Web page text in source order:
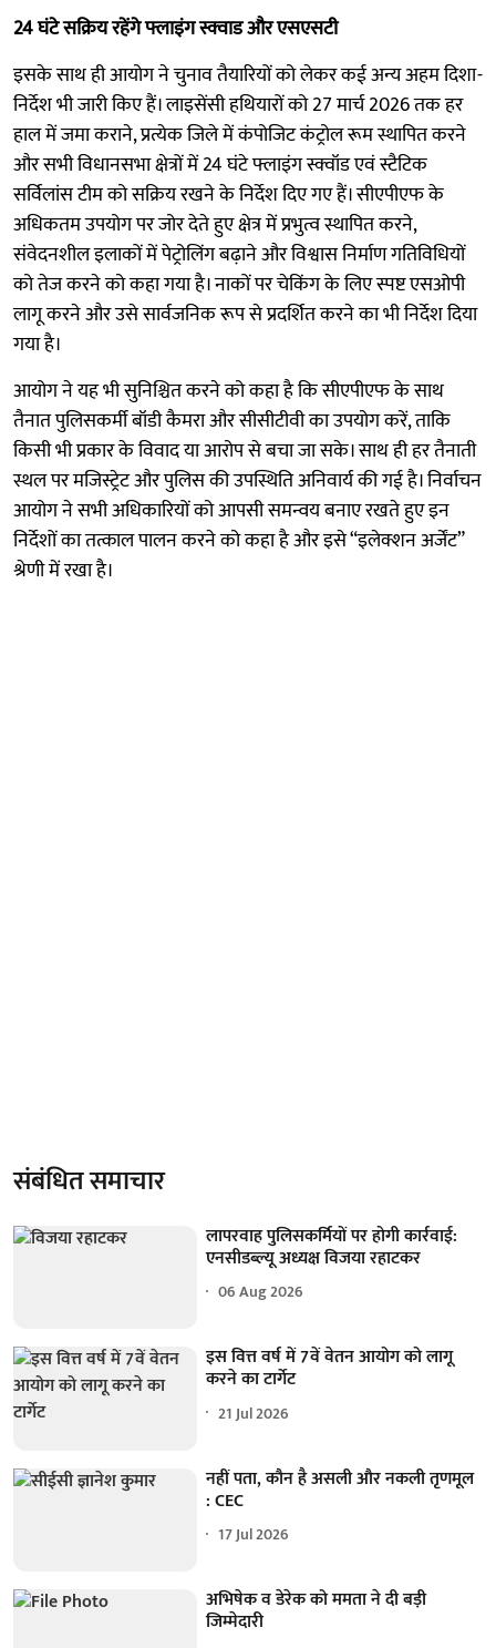
24 घंटे सक्रिय रहेंगे फ्लाइंग स्क्वाड और एसएसटी
इसके साथ ही आयोग ने चुनाव तैयारियों को लेकर कई अन्य अहम दिशा-
निर्देश भी जारी किए हैं। लाइसेंसी हथियारों को 27 मार्च 2026 तक हर
हाल में जमा कराने, प्रत्येक जिले में कंपोजिट कंट्रोल रूम स्थापित करने
और सभी विधानसभा क्षेत्रों में 24 घंटे फ्लाइंग स्क्वॉड एवं स्टैटिक
सर्विलांस टीम को सक्रिय रखने के निर्देश दिए गए हैं। सीएपीएफ के
अधिकतम उपयोग पर जोर देते हुए क्षेत्र में प्रभुत्व स्थापित करने,
संवेदनशील इलाकों में पेट्रोलिंग बढ़ाने और विश्वास निर्माण गतिविधियों
को तेज करने को कहा गया है। नाकों पर चेकिंग के लिए स्पष्ट एसओपी
लागू करने और उसे सार्वजनिक रूप से प्रदर्शित करने का भी निर्देश दिया
गया है।
आयोग ने यह भी सुनिश्चित करने को कहा है कि सीएपीएफ के साथ
तैनात पुलिसकर्मी बॉडी कैमरा और सीसीटीवी का उपयोग करें, ताकि
किसी भी प्रकार के विवाद या आरोप से बचा जा सके। साथ ही हर तैनाती
स्थल पर मजिस्ट्रेट और पुलिस की उपस्थिति अनिवार्य की गई है। निर्वाचन
आयोग ने सभी अधिकारियों को आपसी समन्वय बनाए रखते हुए इन
निर्देशों का तत्काल पालन करने को कहा है और इसे “इलेक्शन अर्जेंट”
श्रेणी में रखा है।
संबंधित समाचार
लापरवाह पुलिसकर्मियों पर होगी कार्रवाई:
एनसीडब्ल्यू अध्यक्ष विजया रहाटकर
06 Aug 2026
इस वित्त वर्ष में 7वें वेतन आयोग को लागू
करने का टार्गेट
21 Jul 2026
नहीं पता, कौन है असली और नकली तृणमूल
: CEC
17 Jul 2026
अभिषेक व डेरेक को ममता ने दी बड़ी
जिम्मेदारी